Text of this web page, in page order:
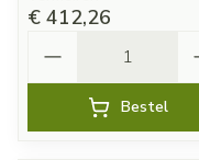
€ 412,26
Bestel